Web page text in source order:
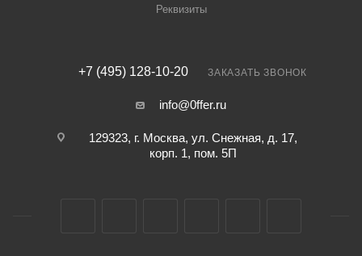
Реквизиты
+7 (495) 128-10-20 ЗАКАЗАТЬ ЗВОНОК
info@0ffer.ru
129323, г. Москва, ул. Снежная, д. 17,
корп. 1, пом. 5П